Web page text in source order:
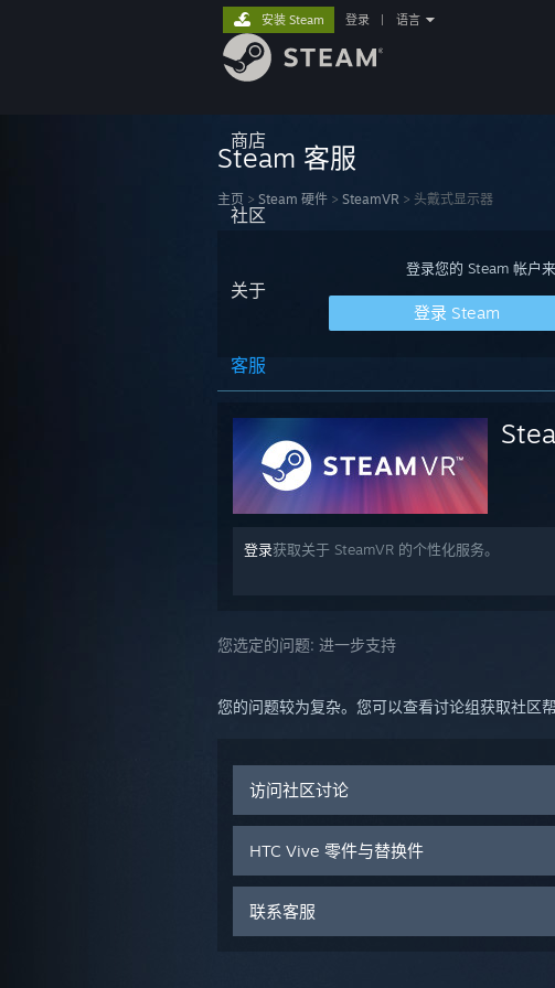
商店
社区
关于
客服
安装 Steam 登录 语言
Steam 客服
主页 > Steam 硬件 > SteamVR > 头戴式显示器
登录您的 Steam 帐户
登录 Steam
登录获取关于 SteamVR 的个性化服务。
您选定的问题: 进一步支持
您的问题较为复杂。您可以查看讨论组获取社区
访问社区讨论
HTC Vive 零件与替换件
联系客服